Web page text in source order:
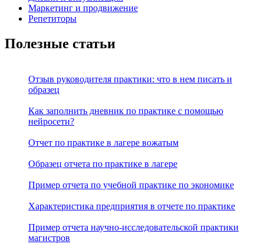
Маркетинг и продвижение
Репетиторы
Полезные статьи
Отзыв руководителя практики: что в нем писать и
образец
Как заполнить дневник по практике с помощью
нейросети?
Отчет по практике в лагере вожатым
Образец отчета по практике в лагере
Пример отчета по учебной практике по экономике
Характеристика предприятия в отчете по практике
Пример отчета научно-исследовательской практики
магистров